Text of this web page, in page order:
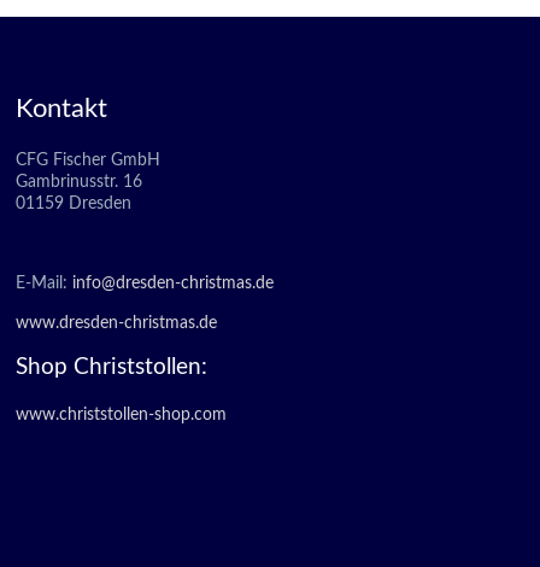
Kontakt
CFG Fischer GmbH
Gambrinusstr. 16
01159 Dresden
E-Mail: info@dresden-christmas.de
www.dresden-christmas.de
Shop Christstollen:
www.christstollen-shop.com